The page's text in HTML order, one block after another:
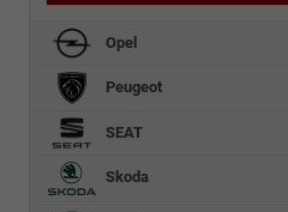
Opel
Peugeot
SEAT
Skoda